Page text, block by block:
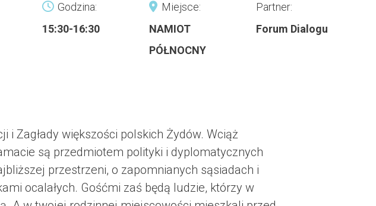
Godzina:
15:30-16:30
Miejsce:
NAMIOT
PÓŁNOCNY
Partner:
Forum Dialogu
i Zagłady większości polskich Żydów. Wciąż
są przedmiotem polityki i dyplomatycznych
przestrzeni, o zapomnianych sąsiadach i
ocalałych. Gośćmi zaś będą ludzie, którzy w